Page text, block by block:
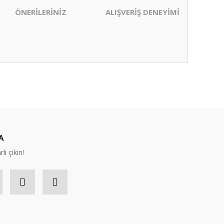
ÖNERİLERİNİZ ALIŞVERİŞ DENEYİMİ
çıkın!